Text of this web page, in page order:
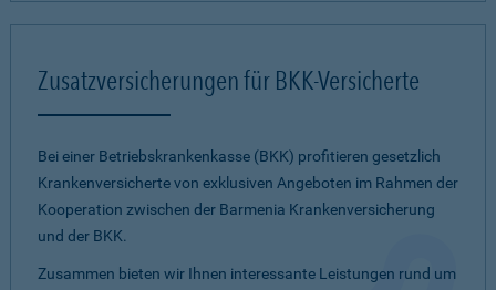
Zusatzversicherungen für BKK-Versicherte
Bei einer Betriebskrankenkasse (BKK) profitieren gesetzlich
Krankenversicherte von exklusiven Angeboten im Rahmen der
Kooperation zwischen der Barmenia Krankenversicherung
und der BKK.
Zusammen bieten wir Ihnen interessante Leistungen rund um